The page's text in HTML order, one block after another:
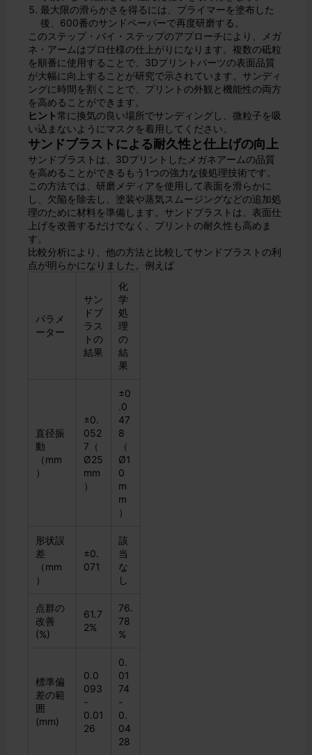
最大限の滑らかさを得るには、プライマーを塗布した
後、600番のサンドペーパーで再度研磨する。
このステップ・バイ・ステップのアプローチにより、メガ
ネ・アームはプロ仕様の仕上がりになります。複数の砥粒
を順番に使用することで、3Dプリントパーツの表面品質
が大幅に向上することが研究で示されています。サンディ
ングに時間を割くことで、プリントの外観と機能性の両方
を高めることができます。
ヒント常に換気の良い場所でサンディングし、微粒子を吸
い込まないようにマスクを着用してください。
サンドブラストによる耐久性と仕上げの向上
サンドブラストは、3Dプリントしたメガネアームの品質
を高めることができるもう1つの強力な後処理技術です。
この方法では、研磨メディアを使用して表面を滑らかに
し、欠陥を除去し、塗装や蒸気スムージングなどの追加処
理のために材料を準備します。サンドブラストは、表面仕
上げを改善するだけでなく、プリントの耐久性も高めま
す。
比較分析により、他の方法と比較してサンドブラストの利
点が明らかになりました。例えば
パラメ
ーター
サン
ドブ
ラス
トの
結果
化
学
処
理
の
結
果
直径振
動
（mm
）
±0.
052
7（
Ø25
mm
）
±0
.0
47
8
（
Ø1
0
m
m
）
形状誤
差
（mm
）
±0.
071
該
当
な
し
点群の
改善
(%)
61.7
2%
76.
78
%
標準偏
差の範
囲
(mm)
0.0
093
-
0.01
26
0.
01
74
-
0.
04
28